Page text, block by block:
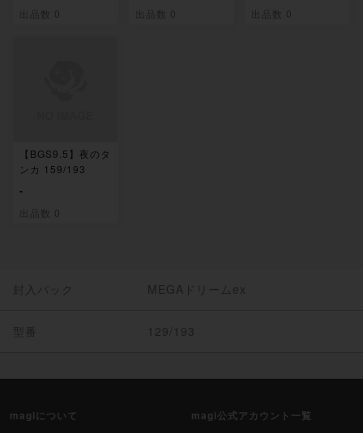
出品数 0 出品数 0 出品数 0
【BGS9.5】夜のタ
ンカ 159/193
-
出品数 0
封入パック MEGAドリームex
型番 129/193
magiについて magi公式アカウント一覧